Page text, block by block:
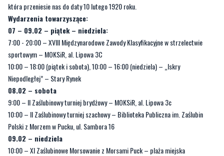
która przeniesie nas do daty 10 lutego 1920 roku.
Wydarzenia towarzyszące:
07 – 09.02 – piątek – niedziela:
7:00 - 20:00 – XVIII Międzynarodowe Zawody Klasyfikacyjne w strzelectwie
sportowym – MOKSiR, al. Lipowa 3C
10:00 – 18:00 (piątek i sobota), 10:00 – 16:00 (niedziela) – „Iskry
Niepodległej” – Stary Rynek
08.02 – sobota
9:00 – II Zaślubinowy turniej brydżowy – MOKSiR, al. Lipowa 3c
10:00 – II Zaślubinowy turniej szachowy – Biblioteka Publiczna im. Zaślubin
Polski z Morzem w Pucku, ul. Sambora 16
09.02 – niedziela
10:00 – XI Zaślubinowe Morsowanie z Morsami Puck – plaża miejska